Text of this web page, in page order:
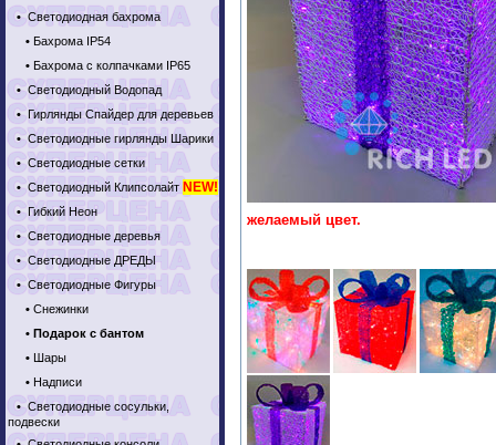
•Светодиодная бахрома
• Бахрома IP54
• Бахрома с колпачками IP65
•Светодиодный Водопад
•Гирлянды Спайдер для деревьев
•Светодиодные гирлянды Шарики
•Светодиодные сетки
•Светодиодный Клипсолайт NEW!
•Гибкий Неон
•Светодиодные деревья
•Светодиодные ДРЕДЫ
•Светодиодные Фигуры
• Снежинки
• Подарок с бантом
• Шары
• Надписи
•Светодиодные сосульки,
подвески
желаемый цвет.